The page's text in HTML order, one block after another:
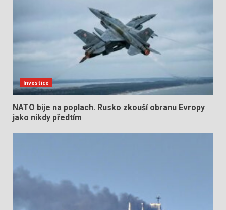
Investice
NATO bije na poplach. Rusko zkouší obranu Evropy
jako nikdy předtím